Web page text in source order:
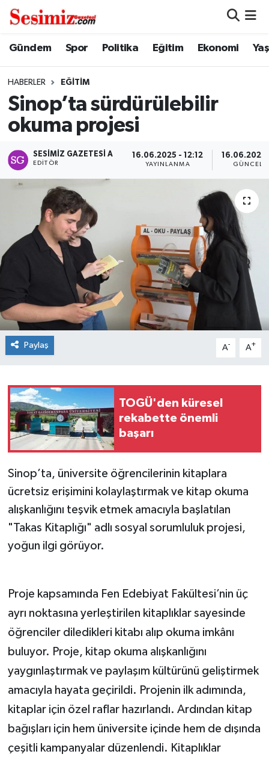
Gündem Spor Politika Eğitim Ekonomi
HABERLER EĞITIM
Sinop’ta sürdürülebilir
okuma projesi
SESIMIZ GAZETESI A
EDITÖR
16.06.2025 - 12:12
YAYINLANMA
16.06.2025
Paylaş A- A+
TOGÜ'den küresel
rekabette önemli
başarı
Sinop’ta, üniversite öğrencilerinin kitaplara
ücretsiz erişimini kolaylaştırmak ve kitap okuma
alışkanlığını teşvik etmek amacıyla başlatılan
"Takas Kitaplığı" adlı sosyal sorumluluk projesi,
yoğun ilgi görüyor.
Proje kapsamında Fen Edebiyat Fakültesi’nin üç
ayrı noktasına yerleştirilen kitaplıklar sayesinde
öğrenciler diledikleri kitabı alıp okuma imkânı
buluyor. Proje, kitap okuma alışkanlığını
yaygınlaştırmak ve paylaşım kültürünü geliştirmek
amacıyla hayata geçirildi. Projenin ilk adımında,
kitaplar için özel raflar hazırlandı. Ardından kitap
bağışları için hem üniversite içinde hem de dışında
çeşitli kampanyalar düzenlendi. Kitaplıklar
Dünya
Ekonomi
Gündem
Magazin
Politika
Sağlık
Teknoloji
Tokat Haberleri
Yaşam
Nöbetçi Eczaneler
Hava Durumu
Namaz Vakitleri
Trafik Durumu
Süper Lig Puan Durumu ve Fikstür
Tüm Manşetler
Son Dakika Haberleri
Haber Arşivi